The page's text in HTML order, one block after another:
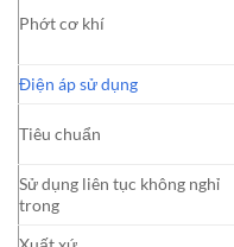
Phớt cơ khí
Điện áp sử dụng
Tiêu chuẩn
Sử dụng liên tục không nghỉ
trong